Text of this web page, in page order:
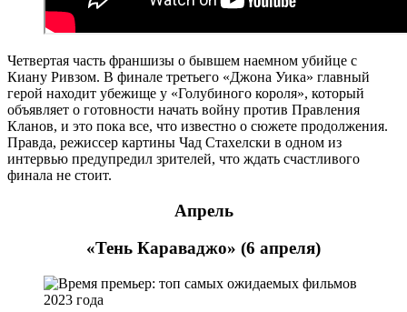
Четвертая часть франшизы о бывшем наемном убийце с
Киану Ривзом. В финале третьего «Джона Уика» главный
герой находит убежище у «Голубиного короля», который
объявляет о готовности начать войну против Правления
Кланов, и это пока все, что известно о сюжете продолжения.
Правда, режиссер картины Чад Стахелски в одном из
интервью предупредил зрителей, что ждать счастливого
финала не стоит.
Апрель
«Тень Караваджо» (6 апреля)